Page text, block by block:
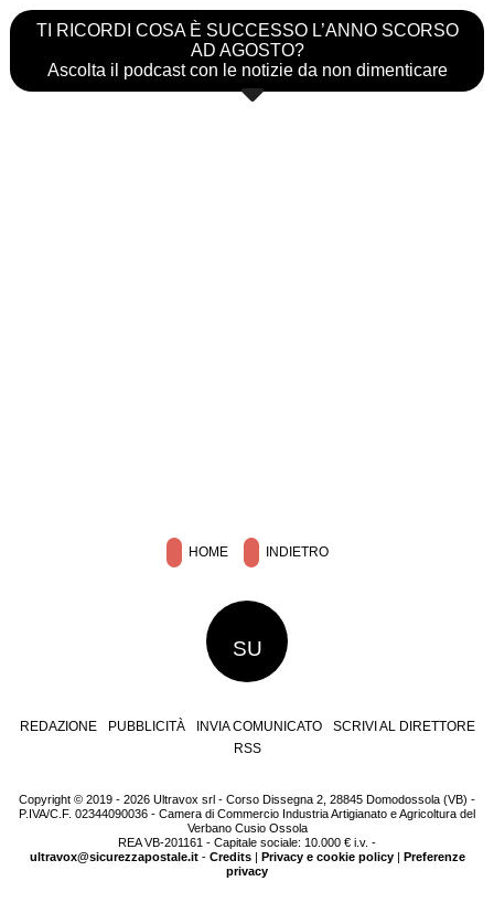
TI RICORDI COSA È SUCCESSO L’ANNO SCORSO
AD AGOSTO?
Ascolta il podcast con le notizie da non dimenticare
HOME INDIETRO
SU
REDAZIONE PUBBLICITÀ INVIA COMUNICATO
SCRIVI AL DIRETTORE
RSS
Copyright © 2019 - 2026 Ultravox srl - Corso Dissegna 2, 28845 Domodossola (VB) -
P.IVA/C.F. 02344090036 - Camera di Commercio Industria Artigianato e Agricoltura del
Verbano Cusio Ossola
REA VB-201161 - Capitale sociale: 10.000 € i.v. -
ultravox@sicurezzapostale.it- Credits| Privacy e cookie policy| Preferenze
privacy